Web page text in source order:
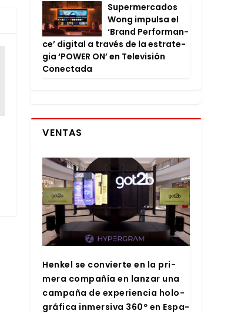
Super­mer­ca­dos
Wong impul­sa el
‘Brand Per­for­man­
ce’ digi­tal a tra­vés de la estra­te­
gia ‘POWER ON’ en Tele­vi­sión
Conec­ta­da
VENTAS
Hen­kel se con­vier­te en la pri­
me­ra com­pa­ñía en lan­zar una
cam­pa­ña de expe­rien­cia holo­
grá­fi­ca inmer­si­va 360º en Espa­